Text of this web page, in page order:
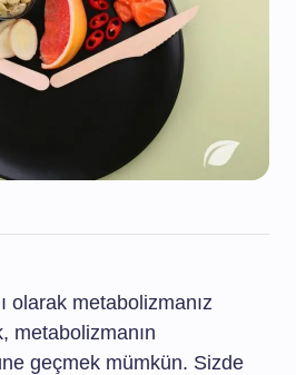
olarak metabolizmanız
metabolizmanın
geçmek mümkün. Sizde